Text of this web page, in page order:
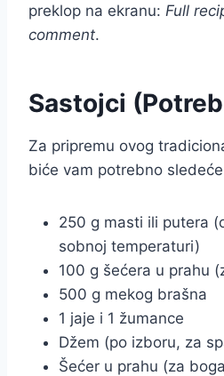
preklop na ekranu: Full
comment.
Sastojci
Za pripremu ovog
biće vam potrebno
250 g masti ili putera
sobnoj temperaturi)
100 g šećera u prahu
500 g mekog brašna
1 jaje i 1 žumance
Džem (po izboru, za
Šećer u prahu (za